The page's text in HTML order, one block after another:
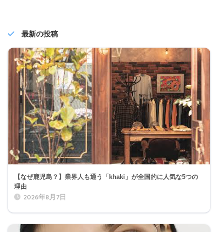
最新の投稿
【なぜ鹿児島？】業界人も通う「khaki」が全国的に人気な5つの
理由
2026年8月7日